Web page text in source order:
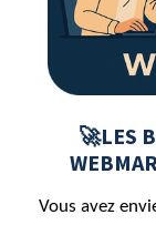
🚀LES
Vous avez